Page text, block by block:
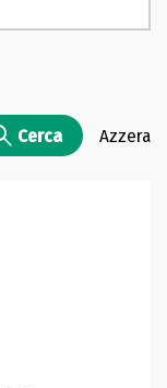
Cerca Azzera